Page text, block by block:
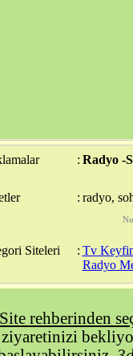
: Radyo -
: radyo,
Siteleri : Tv
Radyo
Site rehberinden
ziyaretinizi